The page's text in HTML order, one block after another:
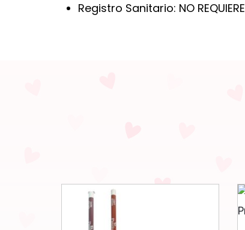
Registro Sanitario: NO REQUIERE